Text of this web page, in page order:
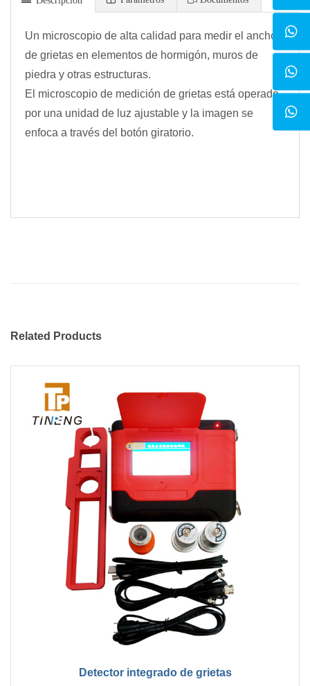
Un microscopio de alta calidad para medir el ancho
de grietas en elementos de hormigón, muros de
piedra y otras estructuras.
El microscopio de medición de grietas está operado
por una unidad de luz ajustable y la imagen se
enfoca a través del botón giratorio.
Related Products
Detector integrado de grietas